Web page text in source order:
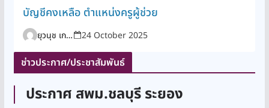
บัญชีคงเหลือ ตำแหน่งครูผู้ช่วย
ยุวนุช เกาะสูงเนิน 24 October 2025
ช่าวประกาศ/ประชาสัมพันธ์
ประกาศ สพม.ชลบุรี ระยอง